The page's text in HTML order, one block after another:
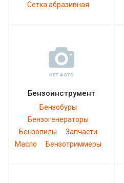
Сетка абразивная
Бензоинструмент
Бензобуры
Бензогенераторы
Бензопилы
Запчасти
Масло
Бензотриммеры